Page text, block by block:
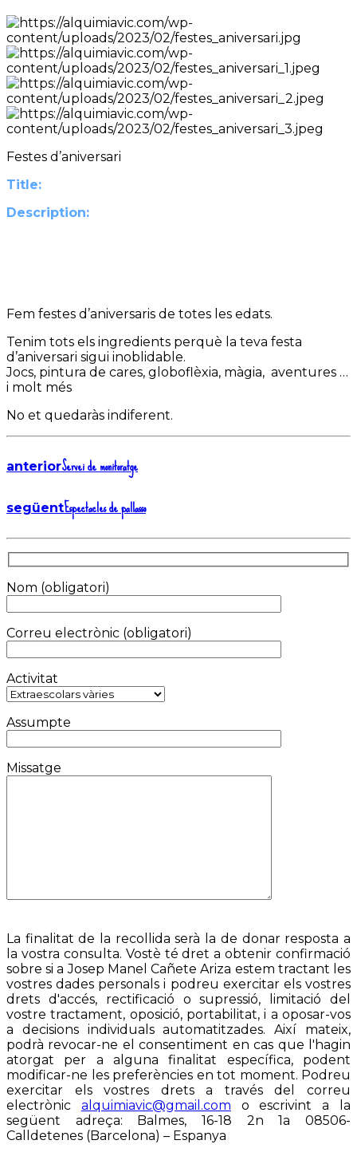
Festes d’aniversari
Title:
Description:
Fem festes d’aniversaris de totes les edats.
Tenim tots els ingredients perquè la teva festa
d’aniversari sigui inoblidable.
Jocs, pintura de cares, globoflèxia, màgia, aventures …
i molt més
No et quedaràs indiferent.
anteriorServei de monitoratge
següentEspectacles de pallasso
Nom (obligatori)
Correu electrònic (obligatori)
Activitat
Assumpte
Missatge
La finalitat de la recollida serà la de donar resposta a
la vostra consulta. Vostè té dret a obtenir confirmació
sobre si a Josep Manel Cañete Ariza estem tractant les
vostres dades personals i podreu exercitar els vostres
drets d'accés, rectificació o supressió, limitació del
vostre tractament, oposició, portabilitat, i a oposar-vos
a decisions individuals automatitzades. Així mateix,
podrà revocar-ne el consentiment en cas que l'hagin
atorgat per a alguna finalitat específica, podent
modificar-ne les preferències en tot moment. Podreu
exercitar els vostres drets a través del correu
electrònic alquimiavic@gmail.com o escrivint a la
següent adreça: Balmes, 16-18 2n 1a 08506-
Calldetenes (Barcelona) – Espanya